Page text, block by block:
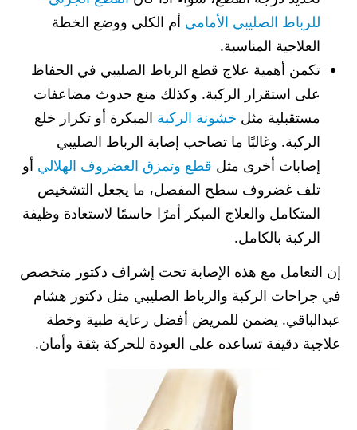
للرباط الصليبي الأمامي أم الكلي ووضع الخطة
العلاجية المناسبة.
تكمن أهمية علاج قطع الرباط الصليبي في الحفاظ
على استقرار الركبة. وكذلك منع حدوث مضاعفات
مستقبلية مثل خشونة الركبة المبكرة أو تكرار خلع
الركبة. وغالبًا ما تصاحب إصابة الرباط الصليبي
إصابات أخرى مثل قطع وتمزق الغضروف الهلالي أو
تلف غضروف سطح المفصل، ما يجعل التشخيص
المتكامل والعلاج المبكر أمرًا حاسمًا لاستعادة وظيفة
الركبة بالكامل.
إن التعامل مع هذه الإصابة تحت إشراف دكتور متخصص
في جراحات الركبة والرباط الصليبي مثل دكتور هشام
عبدالباقي. يضمن للمريض أفضل رعاية طبية وخطة
علاجية دقيقة تساعده على العودة للحركة بثقة وأمان.